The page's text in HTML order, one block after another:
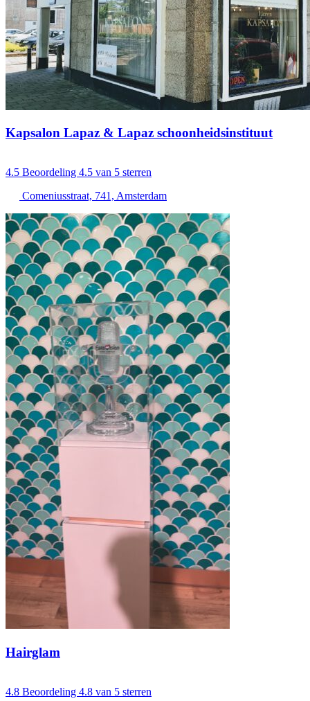
Kapsalon Lapaz & Lapaz schoonheidsinstituut
4.5 Beoordeling 4.5 van 5 sterren
Comeniusstraat, 741, Amsterdam
Hairglam
4.8 Beoordeling 4.8 van 5 sterren